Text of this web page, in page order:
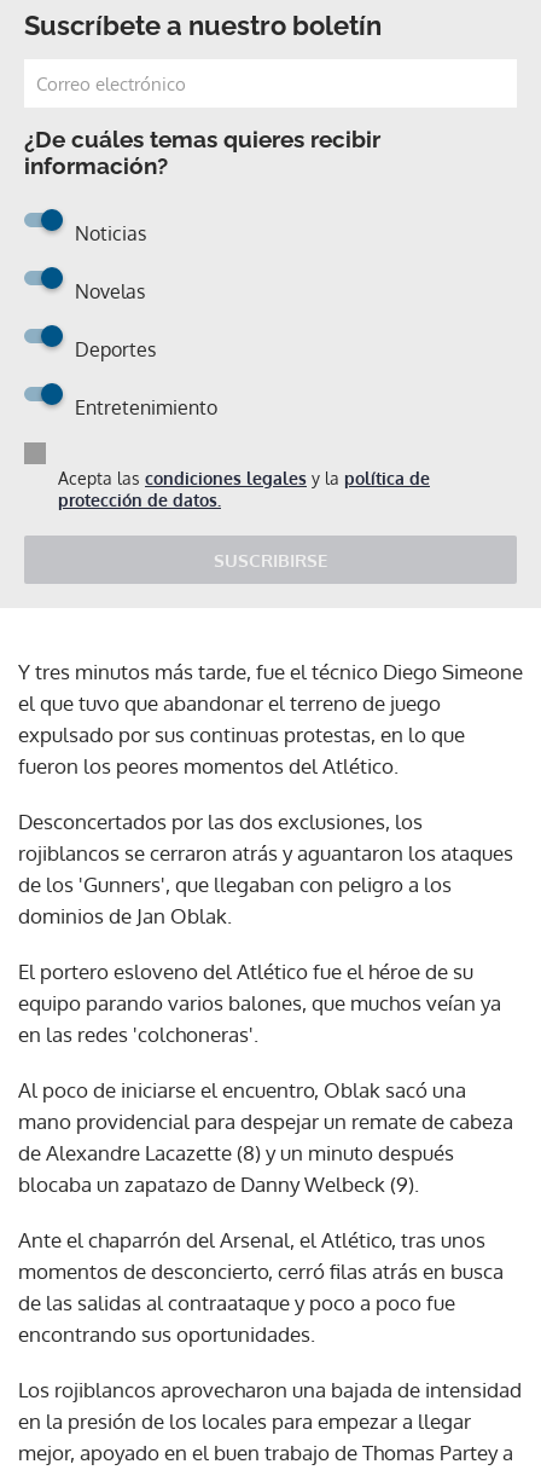
Suscríbete a nuestro boletín
¿De cuáles temas quieres recibir
información?
Noticias
Novelas
Deportes
Entretenimiento
Acepta las condiciones legales y la política de
protección de datos.
SUSCRIBIRSE
Y tres minutos más tarde, fue el técnico Diego Simeone
el que tuvo que abandonar el terreno de juego
expulsado por sus continuas protestas, en lo que
fueron los peores momentos del Atlético.
Desconcertados por las dos exclusiones, los
rojiblancos se cerraron atrás y aguantaron los ataques
de los 'Gunners', que llegaban con peligro a los
dominios de Jan Oblak.
El portero esloveno del Atlético fue el héroe de su
equipo parando varios balones, que muchos veían ya
en las redes 'colchoneras'.
Al poco de iniciarse el encuentro, Oblak sacó una
mano providencial para despejar un remate de cabeza
de Alexandre Lacazette (8) y un minuto después
blocaba un zapatazo de Danny Welbeck (9).
Ante el chaparrón del Arsenal, el Atlético, tras unos
momentos de desconcierto, cerró filas atrás en busca
de las salidas al contraataque y poco a poco fue
encontrando sus oportunidades.
Los rojiblancos aprovecharon una bajada de intensidad
en la presión de los locales para empezar a llegar
mejor, apoyado en el buen trabajo de Thomas Partey a